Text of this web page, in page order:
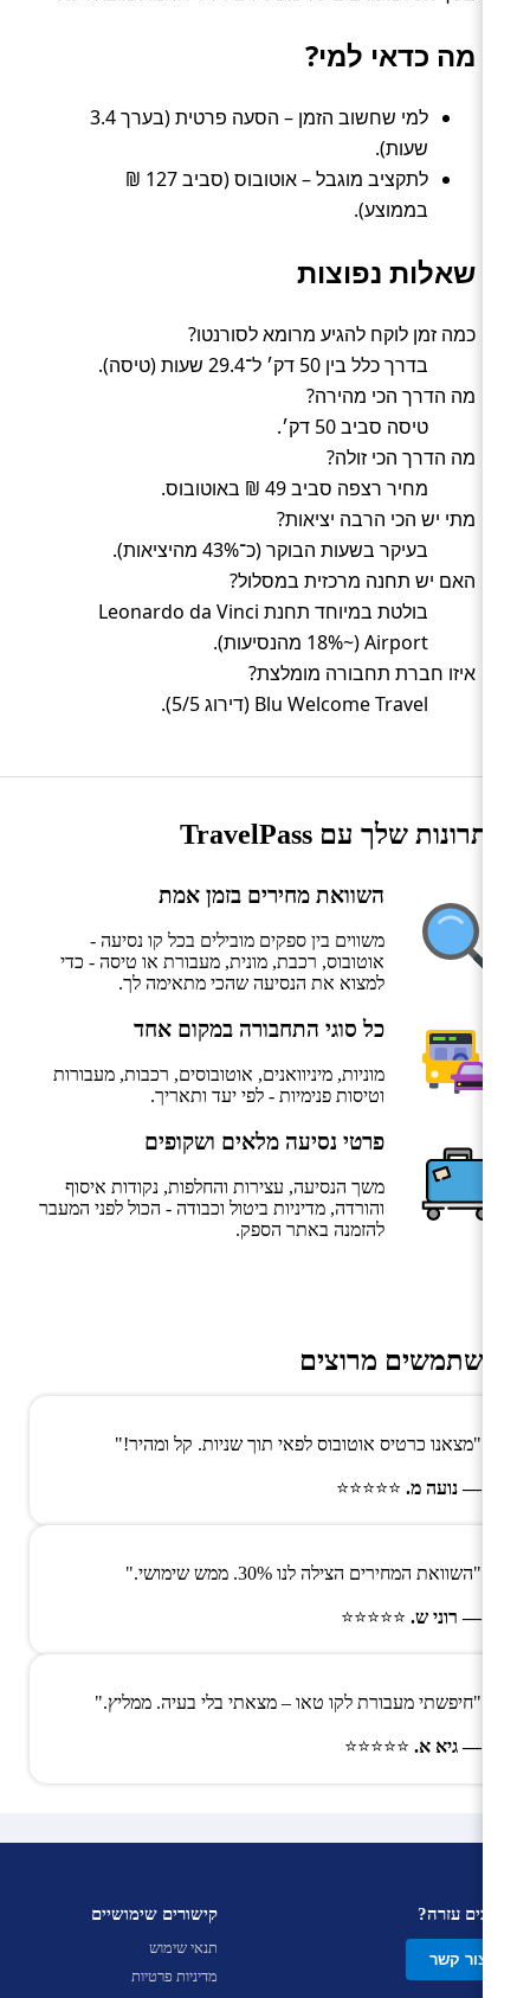
מה כדאי למי?
למי שחשוב הזמן – הסעה פרטית (בערך 3.4
שעות).
לתקציב מוגבל – אוטובוס (סביב 127 ₪
בממוצע).
שאלות נפוצות
כמה זמן לוקח להגיע מרומא לסורנטו?
בדרך כלל בין 50 דק׳ ל־29.4 שעות (טיסה).
מה הדרך הכי מהירה?
טיסה סביב 50 דק׳.
מה הדרך הכי זולה?
מחיר רצפה סביב 49 ₪ באוטובוס.
מתי יש הכי הרבה יציאות?
בעיקר בשעות הבוקר (כ־43% מהיציאות).
האם יש תחנה מרכזית במסלול?
בולטת במיוחד תחנת Leonardo da Vinci
Airport (~18% מהנסיעות).
איזו חברת תחבורה מומלצת?
Blu Welcome Travel (דירוג 5/5).
היתרונות שלך עם TravelPass
השוואת מחירים בזמן אמת
משווים בין ספקים מובילים בכל קו נסיעה -
אוטובוס, רכבת, מונית, מעבורת או טיסה - כדי
למצוא את הנסיעה שהכי מתאימה לך.
כל סוגי התחבורה במקום אחד
מוניות, מיניוואנים, אוטובוסים, רכבות, מעבורות
וטיסות פנימיות - לפי יעד ותאריך.
פרטי נסיעה מלאים ושקופים
משך הנסיעה, עצירות והחלפות, נקודות איסוף
והורדה, מדיניות ביטול וכבודה - הכול לפני המעבר
להזמנה באתר הספק.
משתמשים מרוצים
"מצאנו כרטיס אוטובוס לפאי תוך שניות. קל ומהיר!"
— נועה מ. ⭐⭐⭐⭐⭐
"השוואת המחירים הצילה לנו 30%. ממש שימושי."
— רוני ש. ⭐⭐⭐⭐⭐
"חיפשתי מעבורת לקו טאו – מצאתי בלי בעיה. ממליץ."
— גיא א. ⭐⭐⭐⭐⭐
צריכים עזרה?
צור קשר
קישורים שימושיים
תנאי שימוש
מדיניות פרטיות